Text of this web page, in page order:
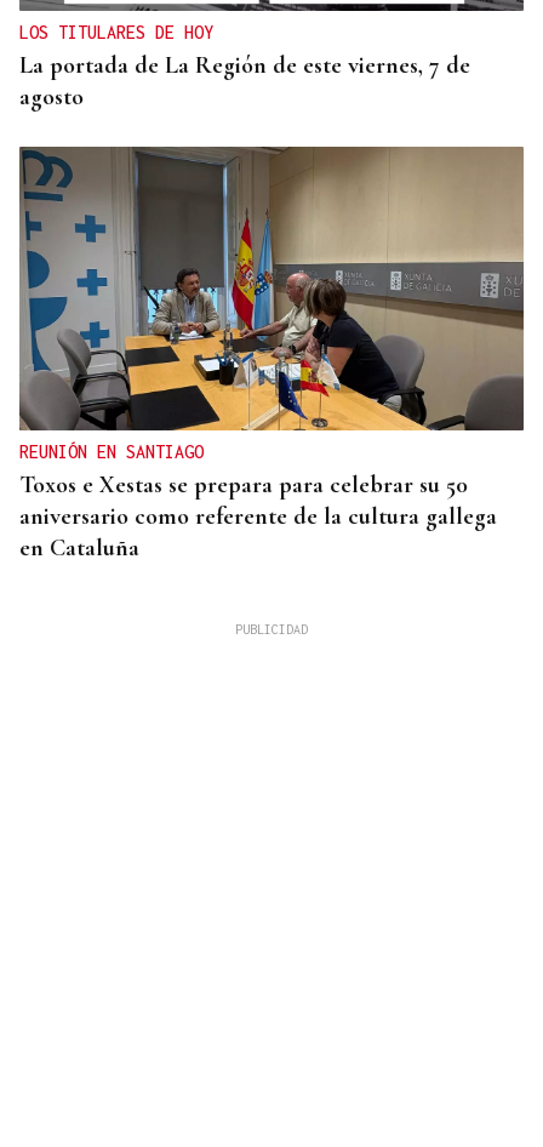
LOS TITULARES DE HOY
La portada de La Región de este viernes, 7 de
agosto
REUNIÓN EN SANTIAGO
Toxos e Xestas se prepara para celebrar su 50
aniversario como referente de la cultura gallega
en Cataluña